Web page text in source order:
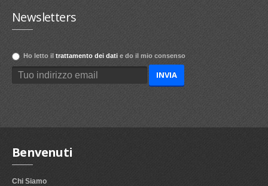
Newsletters
Ho letto il trattamento dei dati e do il mio consenso
Benvenuti
Chi Siamo